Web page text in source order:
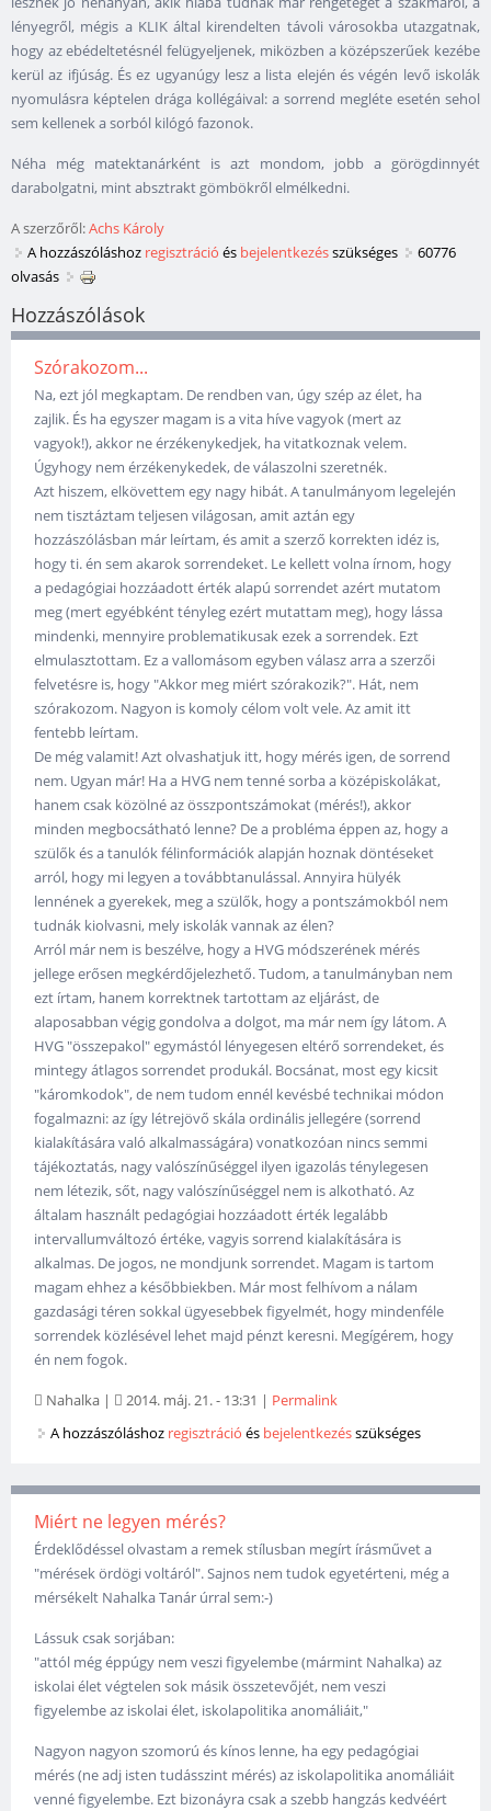
lényegről, mégis a KLIK által kirendelten távoli városokba utazgatnak,
hogy az ebédeltetésnél felügyeljenek, miközben a középszerűek kezébe
kerül az ifjúság. És ez ugyanúgy lesz a lista elején és végén levő iskolák
nyomulásra képtelen drága kollégáival: a sorrend megléte esetén sehol
sem kellenek a sorból kilógó fazonok.
Néha még matektanárként is azt mondom, jobb a görögdinnyét
darabolgatni, mint absztrakt gömbökről elmélkedni.
A szerzőről:Achs Károly
A hozzászóláshoz regisztráció és bejelentkezésszükséges
60776
olvasás
Hozzászólások
Szórakozom...
Na, ezt jól megkaptam. De rendben van, úgy szép az élet, ha
zajlik. És ha egyszer magam is a vita híve vagyok (mert az
vagyok!), akkor ne érzékenykedjek, ha vitatkoznak velem.
Úgyhogy nem érzékenykedek, de válaszolni szeretnék.
Azt hiszem, elkövettem egy nagy hibát. A tanulmányom legelején
nem tisztáztam teljesen világosan, amit aztán egy
hozzászólásban már leírtam, és amit a szerző korrekten idéz is,
hogy ti. én sem akarok sorrendeket. Le kellett volna írnom, hogy
a pedagógiai hozzáadott érték alapú sorrendet azért mutatom
meg (mert egyébként tényleg ezért mutattam meg), hogy lássa
mindenki, mennyire problematikusak ezek a sorrendek. Ezt
elmulasztottam. Ez a vallomásom egyben válasz arra a szerzői
felvetésre is, hogy "Akkor meg miért szórakozik?". Hát, nem
szórakozom. Nagyon is komoly célom volt vele. Az amit itt
fentebb leírtam.
De még valamit! Azt olvashatjuk itt, hogy mérés igen, de sorrend
nem. Ugyan már! Ha a HVG nem tenné sorba a középiskolákat,
hanem csak közölné az összpontszámokat (mérés!), akkor
minden megbocsátható lenne? De a probléma éppen az, hogy a
szülők és a tanulók félinformációk alapján hoznak döntéseket
arról, hogy mi legyen a továbbtanulással. Annyira hülyék
lennének a gyerekek, meg a szülők, hogy a pontszámokból nem
tudnák kiolvasni, mely iskolák vannak az élen?
Arról már nem is beszélve, hogy a HVG módszerének mérés
jellege erősen megkérdőjelezhető. Tudom, a tanulmányban nem
ezt írtam, hanem korrektnek tartottam az eljárást, de
alaposabban végig gondolva a dolgot, ma már nem így látom. A
HVG "összepakol" egymástól lényegesen eltérő sorrendeket, és
mintegy átlagos sorrendet produkál. Bocsánat, most egy kicsit
"káromkodok", de nem tudom ennél kevésbé technikai módon
fogalmazni: az így létrejövő skála ordinális jellegére (sorrend
kialakítására való alkalmasságára) vonatkozóan nincs semmi
tájékoztatás, nagy valószínűséggel ilyen igazolás ténylegesen
nem létezik, sőt, nagy valószínűséggel nem is alkotható. Az
általam használt pedagógiai hozzáadott érték legalább
intervallumváltozó értéke, vagyis sorrend kialakítására is
alkalmas. De jogos, ne mondjunk sorrendet. Magam is tartom
magam ehhez a későbbiekben. Már most felhívom a nálam
gazdasági téren sokkal ügyesebbek figyelmét, hogy mindenféle
sorrendek közlésével lehet majd pénzt keresni. Megígérem, hogy
én nem fogok.
Nahalka | 2014. máj. 21. - 13:31 | Permalink
A hozzászóláshoz regisztráció és bejelentkezésszükséges
Miért ne legyen mérés?
Érdeklődéssel olvastam a remek stílusban megírt írásművet a
"mérések ördögi voltáról". Sajnos nem tudok egyetérteni, még a
mérsékelt Nahalka Tanár úrral sem:-)
Lássuk csak sorjában:
"attól még éppúgy nem veszi figyelembe (mármint Nahalka) az
iskolai élet végtelen sok másik összetevőjét, nem veszi
figyelembe az iskolai élet, iskolapolitika anomáliáit,"
Nagyon nagyon szomorú és kínos lenne, ha egy pedagógiai
mérés (ne adj isten tudásszint mérés) az iskolapolitika anomáliáit
venné figyelembe. Ezt bizonáyra csak a szebb hangzás kedvéért